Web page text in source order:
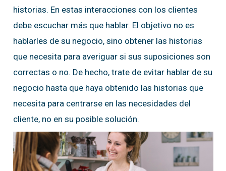
historias. En estas interacciones con los clientes
debe escuchar más que hablar. El objetivo no es
hablarles de su negocio, sino obtener las historias
que necesita para averiguar si sus suposiciones son
correctas o no. De hecho, trate de evitar hablar de su
negocio hasta que haya obtenido las historias que
necesita para centrarse en las necesidades del
cliente, no en su posible solución.